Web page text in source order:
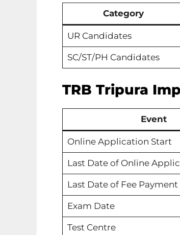
Category
UR Candidates
SC/ST/PH Candidates
TRB Tripura
Event
Online Application Start
Last Date of Online
Last Date of Fee Payment
Exam Date
Test Centre